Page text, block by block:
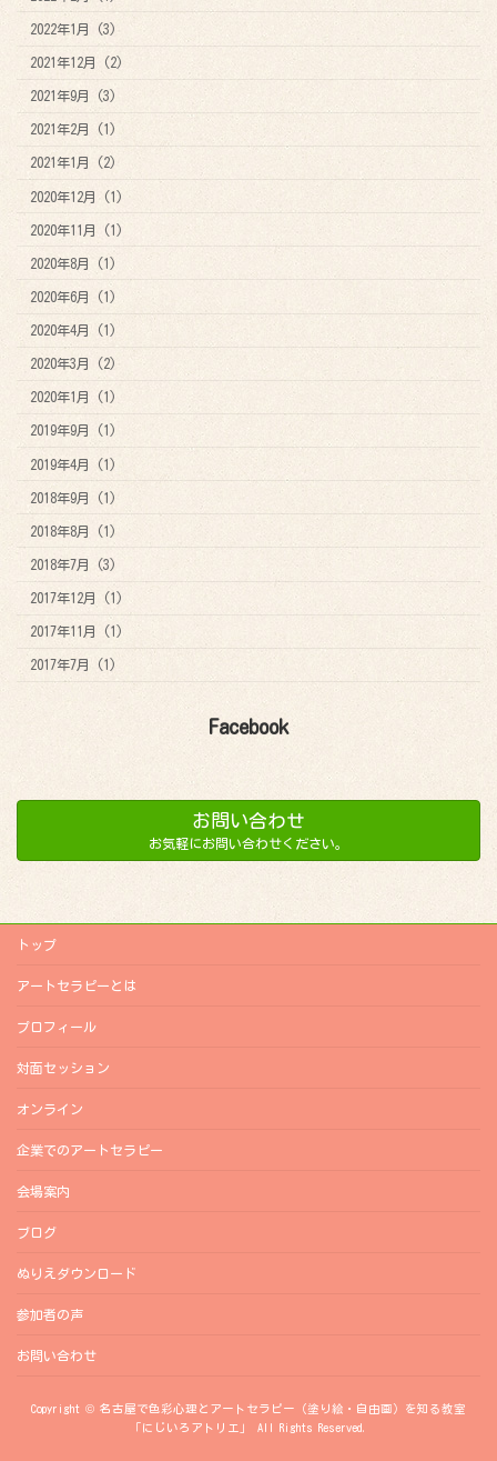
2022年1月 (3)
2021年12月 (2)
2021年9月 (3)
2021年2月 (1)
2021年1月 (2)
2020年12月 (1)
2020年11月 (1)
2020年8月 (1)
2020年6月 (1)
2020年4月 (1)
2020年3月 (2)
2020年1月 (1)
2019年9月 (1)
2019年4月 (1)
2018年9月 (1)
2018年8月 (1)
2018年7月 (3)
2017年12月 (1)
2017年11月 (1)
2017年7月 (1)
Facebook
お問い合わせ
お気軽にお問い合わせください。
トップ
アートセラピーとは
プロフィール
対面セッション
オンライン
企業でのアートセラピー
会場案内
ブログ
ぬりえダウンロード
参加者の声
お問い合わせ
Copyright © 名古屋で色彩心理とアートセラピー（塗り絵・自由画）を知る教室
「にじいろアトリエ」 All Rights Reserved.